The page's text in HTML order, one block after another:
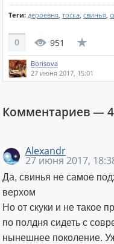
Теги: дероевня, тоска, свинья,
0 951
Borisova
27 июня 2017, 15:01
Комментариев —4
Alexandr
27 июня 2017,
Да, свинья не самое
верхом
Но от скуки и не такое
по полдня сидеть с
нынешнее поколение.